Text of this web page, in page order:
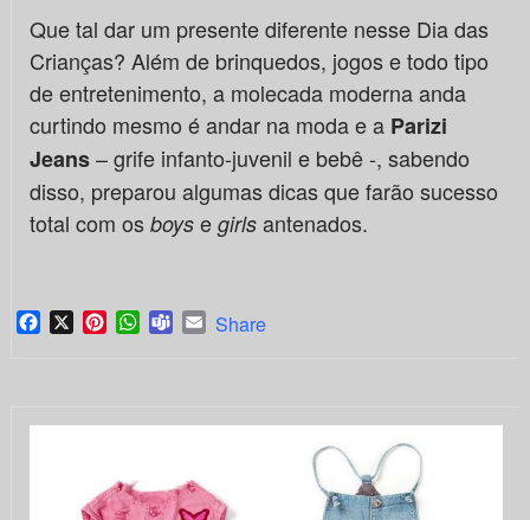
Que tal dar um presente diferente nesse Dia das
Crianças? Além de brinquedos, jogos e todo tipo
de entretenimento, a molecada moderna anda
curtindo mesmo é andar na moda e a Parizi
Jeans– grife infanto-juvenil e bebê -, sabendo
disso, preparou algumas dicas que farão sucesso
total com os boyse girlsantenados.
Facebook
X PinterestWhatsApp
TeamsEmail
Share